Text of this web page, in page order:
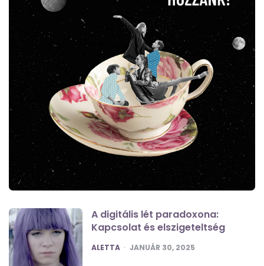
A digitális lét paradoxona:
Kapcsolat és elszigeteltség
POSTED
ALETTA JANUÁR 30, 2025